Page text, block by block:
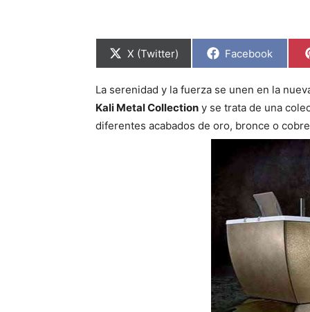
C
a
r
t
i
X (Twitter) C
a
r
t
i
Facebook
La serenidad y la fuerza se unen en la
Kali Metal Collection y se trata de una
diferentes acabados de oro, bronce o